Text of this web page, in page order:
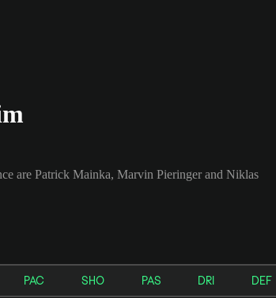
are Patrick Mainka, Marvin Pieringer and Niklas
PAC SHO PAS DRI DEF